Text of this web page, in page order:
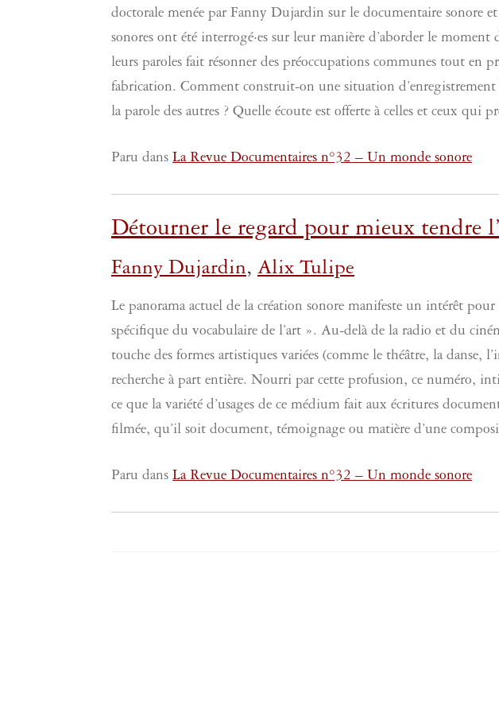
doctorale menée par Fanny Dujardin sur le documentaire sonore
sonores ont été interrogé·es sur leur manière d’aborder le moment
leurs paroles fait résonner des préoccupations communes tout en
fabrication. Comment construit-on une situation
la parole des autres ? Quelle écoute est offerte à celles et ceux qui
Paru dansLa Revue Documentaires n°32 – Un monde sonore
Détourner le regard pour mieux tendre
Fanny Dujardin,Alix Tulipe
Le panorama actuel de la création sonore manifeste un intérêt
spécifique du vocabulaire de l’art ». Au-delà de la radio et du
touche des formes artistiques variées (comme le théâtre, la
recherche à part entière. Nourri par cette profusion, ce numéro,
ce que la variété d’usages de ce médium fait aux écritures
filmée, qu’il soit document, témoignage ou matière d’une
Paru dansLa Revue Documentaires n°32 – Un monde sonore